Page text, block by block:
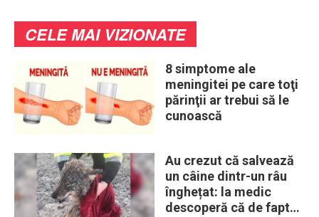
CELE MAI VIZIONATE
8 simptome ale
meningitei pe care toţi
părinţii ar trebui să le
cunoască
Au crezut că salvează
un câine dintr-un râu
înghețat: la medic
descoperă că de fapt